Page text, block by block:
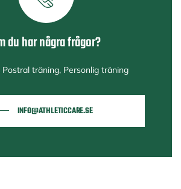
du har några frågor?
Postral träning, Personlig träning
INFO@ATHLETICCARE.SE